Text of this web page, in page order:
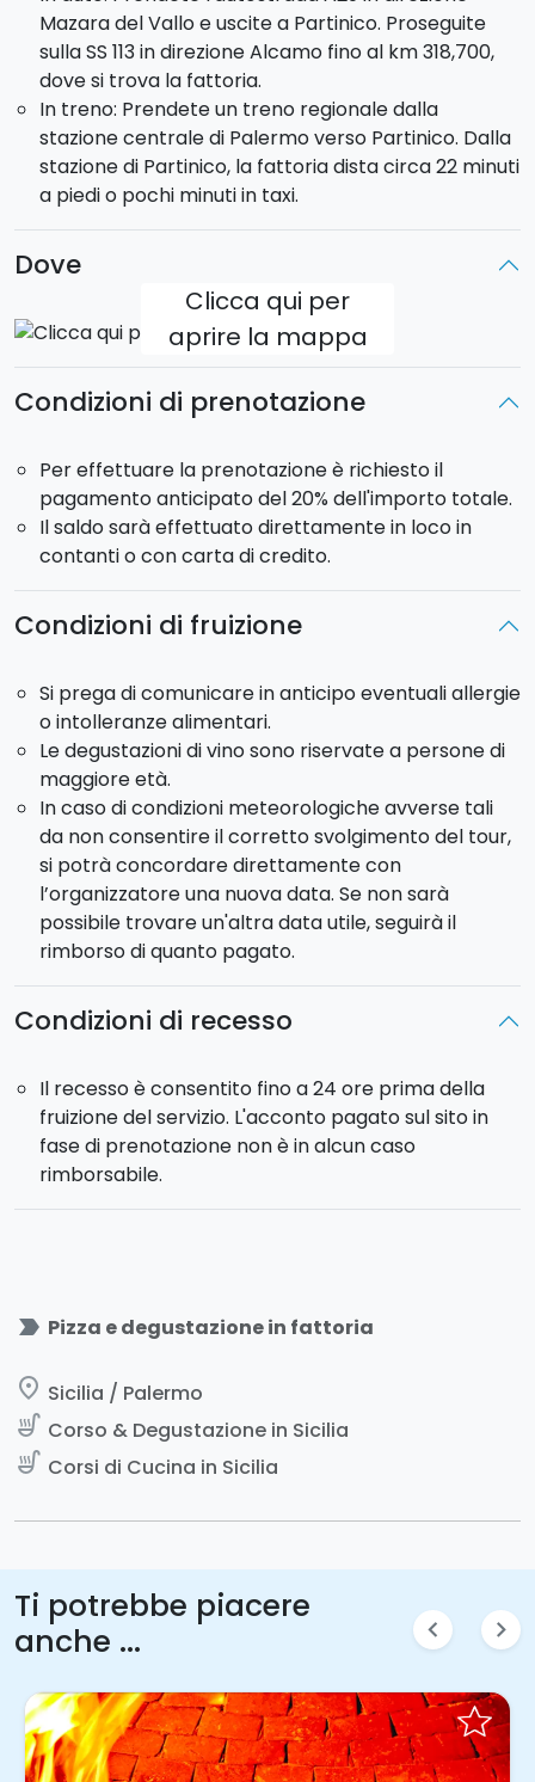
sfornata si proseguirà, nella veranda sul giardino, con
degustazione della pizza, di 2 vini. Tutto questo
renderà assolutamente memorabile questa visita in
fattoria!
Orario:Dagennaio a marzoalle ore11:00, daaprile a
settembre alle ore17:00, daottobre a dicembre
ore16:00.
Un'occasione da non perdere per rilassarvi e
godervi la bellezza della natura, degustando ottimi
prodotti locali!
Mazara del Vallo e uscite a Partinico. Proseguite
sulla SS 113 in direzione Alcamo fino al km 318,700,
dove si trova la fattoria.
In treno: Prendete un treno regionale dalla
stazione centrale di Palermo verso Partinico. Dalla
stazione di Partinico, la fattoria dista circa 22 minuti
a piedi o pochi minuti in taxi.
Dove
Clicca qui per
aprire la mappa
Condizioni di prenotazione
Per effettuare la prenotazione è richiesto il
pagamento anticipato del 20% dell'importo totale.
Il saldo sarà effettuato direttamente in loco in
contanti o con carta di credito.
Condizioni di fruizione
Si prega di comunicare in anticipo eventuali allergie
o intolleranze alimentari.
Le degustazioni di vino sono riservate a persone di
maggiore età.
In caso di condizioni meteorologiche avverse tali
da non consentire il corretto svolgimento del tour,
si potrà concordare direttamente con
l’organizzatore una nuova data. Se non sarà
possibile trovare un'altra data utile, seguirà il
rimborso di quanto pagato.
Condizioni di recesso
Il recesso è consentito fino a 24 ore prima della
fruizione del servizio. L'acconto pagato sul sito in
fase di prenotazione non è in alcun caso
rimborsabile.
label_important Pizza e degustazione in fattoria
place Sicilia / Palermo
soup_kitchen Corso & Degustazione in Sicilia
soup_kitchen Corsi di Cucina in Sicilia
Ti potrebbe piacere
anche ...
chevron_left chevron_right